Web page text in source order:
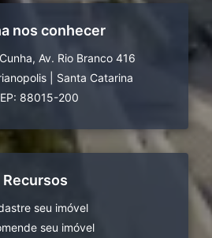
nos conhecer
Av. Rio Branco 416
Santa Catarina
88015-200
Recursos
seu imóvel
seu imóvel